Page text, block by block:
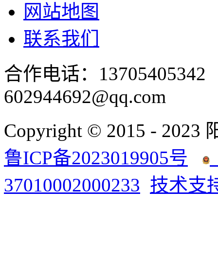
网站地图
联系我们
合作电话：
602944692@qq.com
Copyright © 2015 - 2023
鲁ICP备2023019905号
37010002000233 技术支